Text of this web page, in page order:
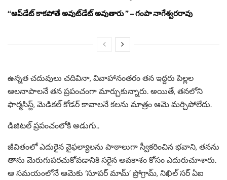
“అప్‌డేట్ కాకపోతే అవుట్‌డేట్ అవుతారు ” – గంపా నాగేశ్వరరావు
ఉన్నత చదువులు చదివినా, వివాహానంతరం తన ఇద్దరు పిల్లల
ఆలనాపాలనే తన ప్రపంచంగా మార్చుకున్నారు. అయితే, తనలోని
ఫార్మసిస్ట్, మెడికల్ కోడర్ కావాలనే కలను మాత్రం ఆమె మర్చిపోలేదు.
డిజిటల్ ప్రపంచంలోకి అడుగు..
జీవితంలో ఎదురైన వైఫల్యాలను పాఠాలుగా స్వీకరించిన భవాని, తనను
తాను మెరుగుపరచుకోవడానికి సరైన అవకాశం కోసం ఎదురుచూశారు.
ఆ సమయంలోనే ఆమెకు ‘సూపర్ మామ్’ ప్రోగ్రామ్, నిఖిల్ సర్ ఏఐ